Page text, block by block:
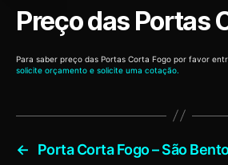
Preço das Portas
Para saber preço das Portas Corta Fogo por favor
solicite orçamento e solicite uma cotação.
←
Porta Corta Fogo – São